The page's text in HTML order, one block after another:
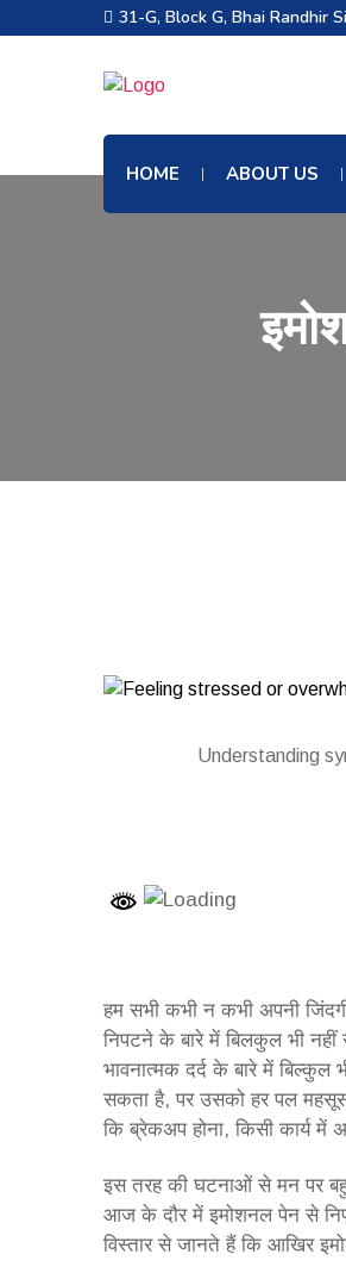
31-G, Block G, Bhai Randhir
HOME ABOUT US
Understanding
हम सभी कभी न कभी अपनी
निपटने के बारे में बिलकुल भी नहीं
भावनात्मक दर्द के बारे में बिल्कुल
सकता है, पर उसको हर पल
कि ब्रेकअप होना, किसी कार्य में
इस तरह की घटनाओं से मन पर
आज के दौर में इमोशनल पेन से
विस्तार से जानते हैं कि आखिर